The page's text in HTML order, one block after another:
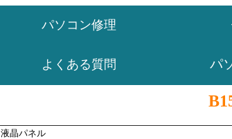
パソコン修理
よくある質問 パ
液晶パネル